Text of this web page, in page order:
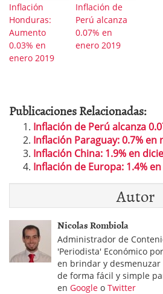
Inflación
Honduras:
Aumento
0.03% en
enero 2019
Inflación de
Perú alcanza
0.07% en
enero 2019
Publicaciones Relacionadas:
Inflación de Perú alcanza
Inflación Paraguay: 0.7% en
Inflación China: 1.9% en
Inflación de Europa: 1.4%
Autor
Nicolas Rombiola
Administrador de
'Periodista' Económico
en brindar y
de forma fácil y simple
en Google o Twitter